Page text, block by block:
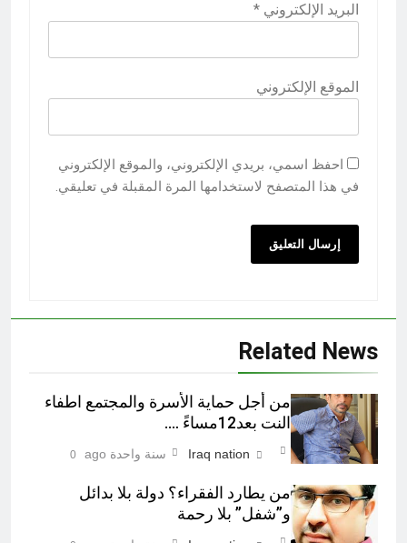
البريد الإلكتروني *
الموقع الإلكتروني
احفظ اسمي، بريدي الإلكتروني، والموقع الإلكتروني
في هذا المتصفح لاستخدامها المرة المقبلة في تعليقي.
Related News
من أجل حماية الأسرة والمجتمع اطفاء
النت بعد12مساءً ….
Iraq nation سنة واحدة ago 0
من يطارد الفقراء؟ دولة بلا بدائل
و”شفل” بلا رحمة